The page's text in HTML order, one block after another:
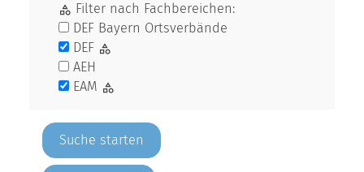
Filter nach Fachbereichen:
DEF Bayern Ortsverbände
DEF
AEH
EAM